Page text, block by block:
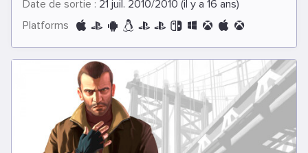
Date de sortie : 21 juil. 2010/2010 (il y a 16 ans)
Platforms